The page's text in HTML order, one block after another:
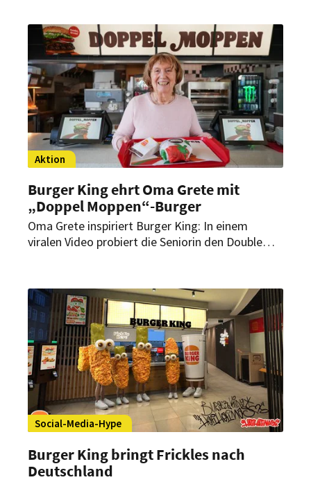
Keynotes: Die Branche zeigte sich mutig und
zukunftsgewandt. HOGAPAGE war vor Ort – und
hat die Highlights zusammengefasst.
Aktion
Burger King ehrt Oma Grete mit
„Doppel Moppen“-Burger
Oma Grete inspiriert Burger King: In einem
viralen Video probiert die Seniorin den Double
„Doppel Moppen“.
Social-Media-Hype
Burger King bringt Frickles nach
Deutschland